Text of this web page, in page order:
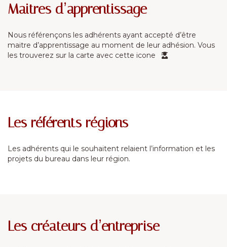
Maitres d’apprentissage
Nous référençons les adhérents ayant accepté d’être
maitre d’apprentissage au moment de leur adhésion. Vous
les trouverez sur la carte avec cette icone
Les référents régions
Les adhérents qui le souhaitent relaient l’information et les
projets du bureau dans leur région.
Les créateurs d’entreprise